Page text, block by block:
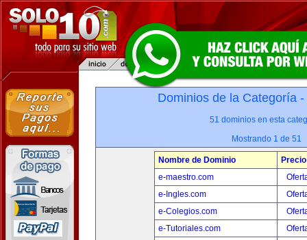
Dominios de la Categoría -
51 dominios en esta
Mostrando 1 de 51
Nombre de Dominio
Precio
e-maestro.com
e-Ingles.com
e-Colegios.com
e-Tutoriales.com